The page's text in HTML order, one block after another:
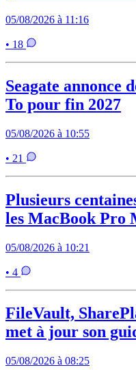
05/08/2026 à 11:16
• 18
Seagate annonce
To pour fin 2027
05/08/2026 à 10:55
• 21
Plusieurs
les MacBook Pro
05/08/2026 à 10:21
• 4
FileVault,
met à jour son
05/08/2026 à 08:25